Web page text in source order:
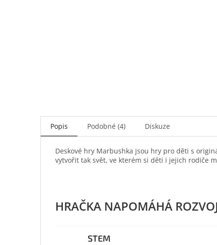
Popis Podobné (4) Diskuze
Deskové hry Marbushka jsou hry pro děti s
vytvořit tak svět, ve kterém si děti i jejich rodiče
STEM